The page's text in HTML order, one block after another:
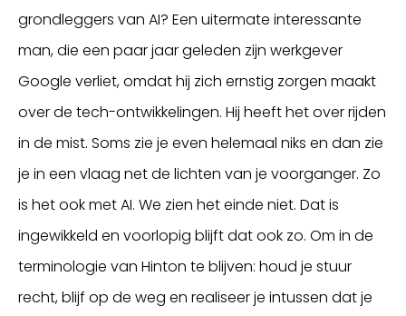
grondleggers van AI? Een uitermate interessante
man, die een paar jaar geleden zijn werkgever
Google verliet, omdat hij zich ernstig zorgen maakt
over de tech-ontwikkelingen. Hij heeft het over rijden
in de mist. Soms zie je even helemaal niks en dan zie
je in een vlaag net de lichten van je voorganger. Zo
is het ook met AI. We zien het einde niet. Dat is
ingewikkeld en voorlopig blijft dat ook zo. Om in de
terminologie van Hinton te blijven: houd je stuur
recht, blijf op de weg en realiseer je intussen dat je